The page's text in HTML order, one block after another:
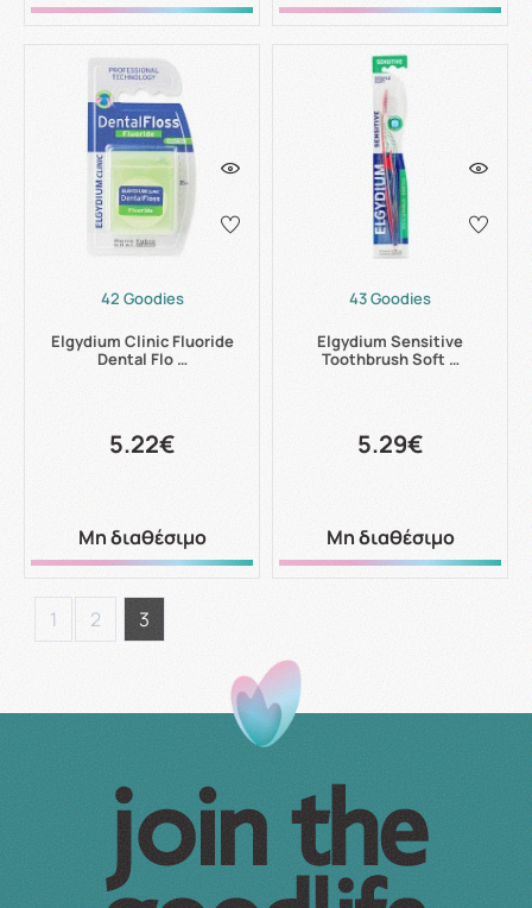
42 Goodies
Elgydium Clinic Fluoride
Dental Flo …
5.22€
Μη διαθέσιμο
43 Goodies
Elgydium Sensitive
Toothbrush Soft …
5.29€
Μη διαθέσιμο
1 2 3